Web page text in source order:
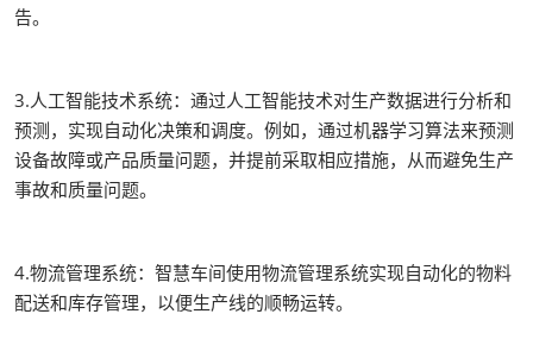
告。
3.人工智能技术系统：通过人工智能技术对生产数据进行分析和
预测，实现自动化决策和调度。例如，通过机器学习算法来预测
设备故障或产品质量问题，并提前采取相应措施，从而避免生产
事故和质量问题。
4.物流管理系统：智慧车间使用物流管理系统实现自动化的物料
配送和库存管理，以便生产线的顺畅运转。